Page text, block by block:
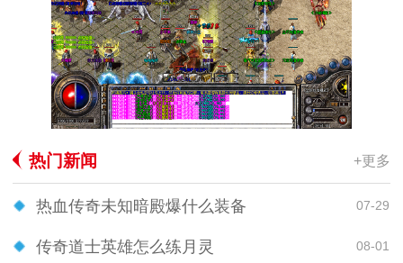
热门新闻 +更多
热血传奇未知暗殿爆什么装备 07-29
传奇道士英雄怎么练月灵 08-01